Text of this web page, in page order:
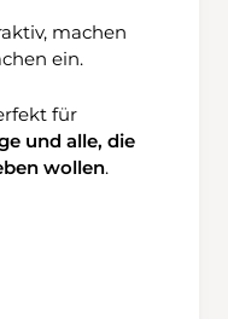
machen
ein.
für
und alle, die
wollen.